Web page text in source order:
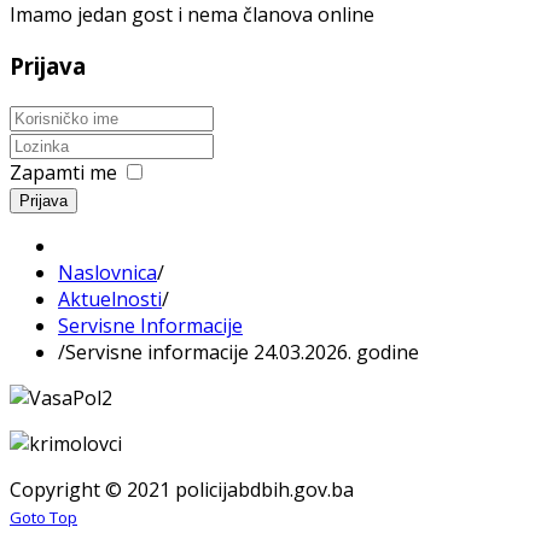
Imamo jedan gost i nema članova online
Prijava
Zapamti me
Prijava
Naslovnica/
Aktuelnosti/
Servisne Informacije
/Servisne informacije 24.03.2026. godine
Copyright © 2021 policijabdbih.gov.ba
Goto Top